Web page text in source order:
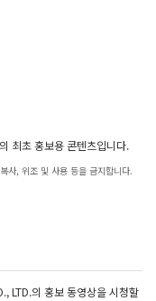
최초 홍보용 콘텐츠입니다.
사, 위조 및 사용 등을 금지합니다.
LTD.의 홍보 동영상을 시청할